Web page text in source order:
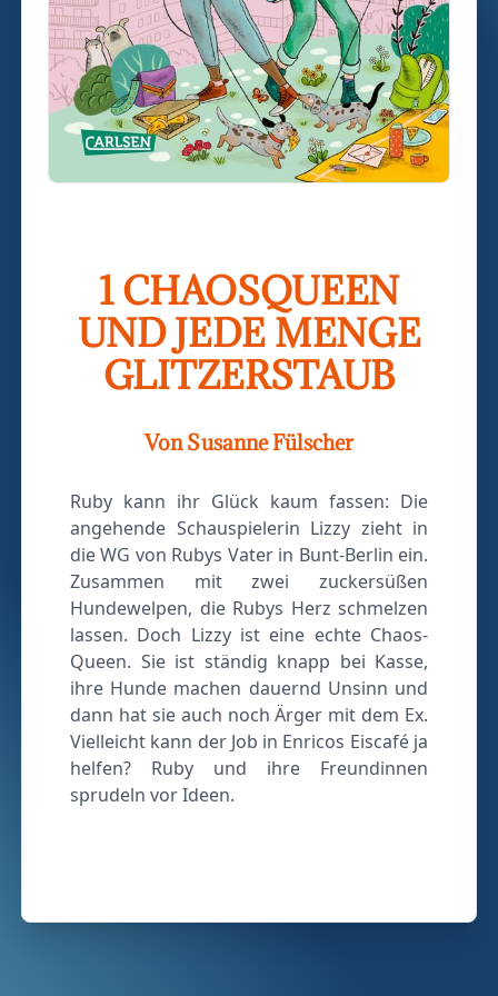
1 CHAOSQUEEN
UND JEDE MENGE
GLITZERSTAUB
Von Susanne Fülscher
Ruby kann ihr Glück kaum fassen: Die
angehende Schauspielerin Lizzy zieht in
die WG von Rubys Vater in Bunt-Berlin ein.
Zusammen mit zwei zuckersüßen
Hundewelpen, die Rubys Herz schmelzen
lassen. Doch Lizzy ist eine echte Chaos-
Queen. Sie ist ständig knapp bei Kasse,
ihre Hunde machen dauernd Unsinn und
dann hat sie auch noch Ärger mit dem Ex.
Vielleicht kann der Job in Enricos Eiscafé ja
helfen? Ruby und ihre Freundinnen
sprudeln vor Ideen.